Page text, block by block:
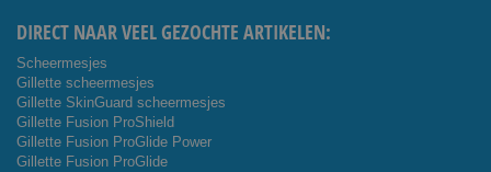
DIRECT NAAR VEEL GEZOCHTE ARTIKELEN:
Scheermesjes
Gillette scheermesjes
Gillette SkinGuard scheermesjes
Gillette Fusion ProShield
Gillette Fusion ProGlide Power
Gillette Fusion ProGlide